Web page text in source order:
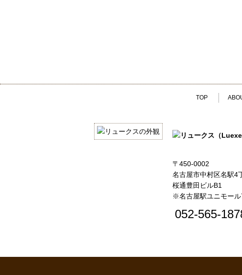
TOP
〒450-0002
名古屋市中村区名駅4
桜通豊田ビルB1
※名古屋駅ユニモール
052-565-